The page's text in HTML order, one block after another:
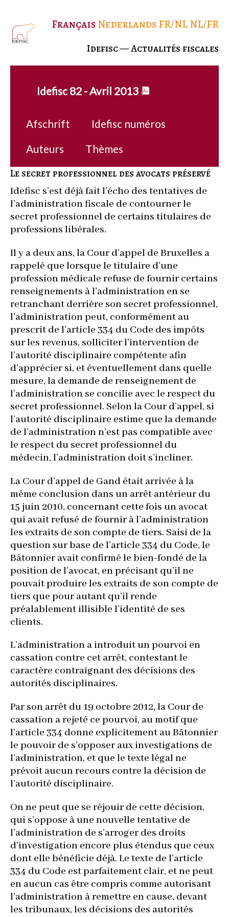
FrançaisNederlandsFR/NLNL/FR
Idefisc — Actualités fiscales
Idefisc 82 - Avril 2013
Afschrift
Idefisc numéros
Auteurs
Thèmes
Le secret professionnel des avocats préservé
Idefisc s’est déjà fait l’écho des tentatives de
l’administration fiscale de contourner le
secret professionnel de certains titulaires de
professions libérales.
Il y a deux ans, la Cour d’appel de Bruxelles a
rappelé que lorsque le titulaire d’une
profession médicale refuse de fournir certains
renseignements à l’administration en se
retranchant derrière son secret professionnel,
l’administration peut, conformément au
prescrit de l’article 334 du Code des impôts
sur les revenus, solliciter l’intervention de
l’autorité disciplinaire compétente afin
d’apprécier si, et éventuellement dans quelle
mesure, la demande de renseignement de
l’administration se concilie avec le respect du
secret professionnel. Selon la Cour d’appel, si
l’autorité disciplinaire estime que la demande
de l’administration n’est pas compatible avec
le respect du secret professionnel du
médecin, l’administration doit s’incliner.
La Cour d’appel de Gand était arrivée à la
même conclusion dans un arrêt antérieur du
15 juin 2010, concernant cette fois un avocat
qui avait refusé de fournir à l’administration
les extraits de son compte de tiers. Saisi de la
question sur base de l’article 334 du Code, le
Bâtonnier avait confirmé le bien-fondé de la
position de l’avocat, en précisant qu’il ne
pouvait produire les extraits de son compte de
tiers que pour autant qu’il rende
préalablement illisible l’identité de ses
clients.
L’administration a introduit un pourvoi en
cassation contre cet arrêt, contestant le
caractère contraignant des décisions des
autorités disciplinaires.
Par son arrêt du 19 octobre 2012, la Cour de
cassation a rejeté ce pourvoi, au motif que
l’article 334 donne explicitement au Bâtonnier
le pouvoir de s’opposer aux investigations de
l’administration, et que le texte légal ne
prévoit aucun recours contre la décision de
l’autorité disciplinaire.
On ne peut que se réjouir de cette décision,
qui s’oppose à une nouvelle tentative de
l’administration de s’arroger des droits
d’investigation encore plus étendus que ceux
dont elle bénéficie déjà. Le texte de l’article
334 du Code est parfaitement clair, et ne peut
en aucun cas être compris comme autorisant
l’administration à remettre en cause, devant
les tribunaux, les décisions des autorités